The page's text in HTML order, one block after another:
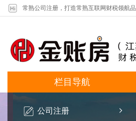
常熟公司注册，打造常熟互联网财税领航
栏目导航
公司注册